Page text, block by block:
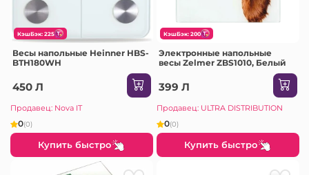
КэшБэк: 225
Весы напольные Heinner HBS-
BTH180WH
450 Л
Продавец: Nova IT
0(0)
Купить быстро
КэшБэк: 200
Электронные напольные
весы Zelmer ZBS1010, Белый
399 Л
Продавец: ULTRA DISTRIBUTION
0(0)
Купить быстро